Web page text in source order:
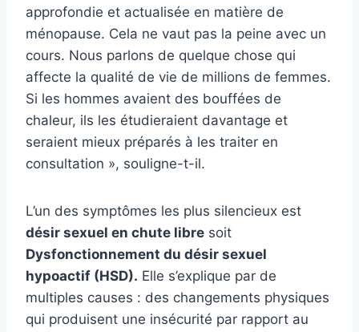
approfondie et actualisée en matière de
ménopause. Cela ne vaut pas la peine avec un
cours. Nous parlons de quelque chose qui
affecte la qualité de vie de millions de femmes.
Si les hommes avaient des bouffées de
chaleur, ils les étudieraient davantage et
seraient mieux préparés à les traiter en
consultation », souligne-t-il.
L’un des symptômes les plus silencieux est
désir sexuel en chute libre soit
Dysfonctionnement du désir sexuel
hypoactif (HSD). Elle s’explique par de
multiples causes : des changements physiques
qui produisent une insécurité par rapport au